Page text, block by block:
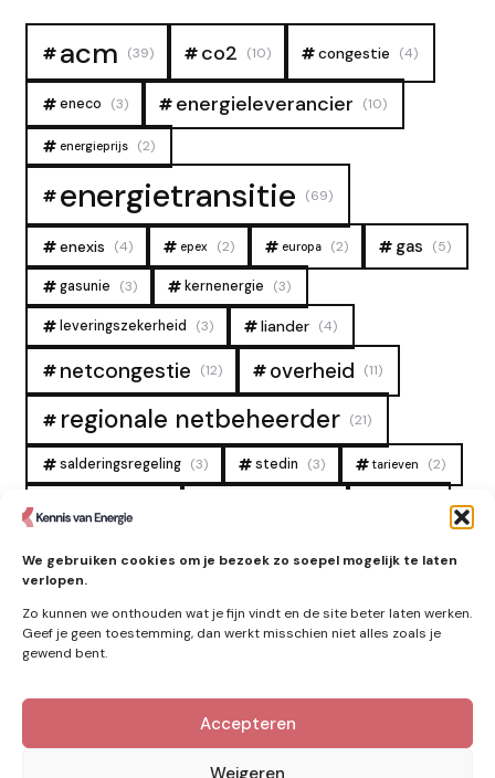
We gebruiken cookies om je bezoek zo soepel mogelijk te laten
verlopen.
Zo kunnen we onthouden wat je fijn vindt en de site beter laten werken.
Geef je geen toestemming, dan werkt misschien niet alles zoals je
gewend bent.
Accepteren
Weigeren
acm (39) co2 (10) congestie (4)
eneco (3) energieleverancier (10)
energieprijs (2)
energietransitie (69)
enexis (4) epex (2) europa (2) gas (5)
gasunie (3) kernenergie (3)
leveringszekerheid (3) liander (4)
netcongestie (12) overheid (11)
regionale netbeheerder (21)
salderingsregeling (3) stedin (3) tarieven (2)
tennet
zonne-energie (9)
Kennis van Energie in je mailbox?
Abonner op nieuwe artikelen.